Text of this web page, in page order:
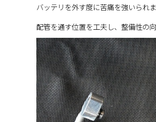
バッテリを外す度に苦痛を強いられま
配管を通す位置を工夫し、整備性の